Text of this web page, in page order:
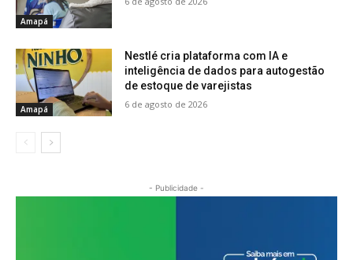
Amapá
Amapá
Nestlé cria plataforma com IA e
inteligência de dados para autogestão
de estoque de varejistas
6 de agosto de 2026
- Publicidade -